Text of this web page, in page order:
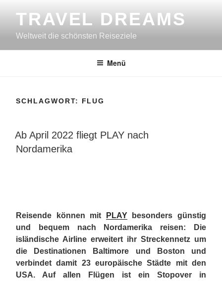
InhaltTRAVEL DREAMS
Weltweit die schönsten Reiseziele
Menü
SCHLAGWORT: FLUG
VERÖFFENTLICHT
AM
Ab April 2022 fliegt PLAY nach
Nordamerika
Reisende können mit PLAYbesonders günstig
und bequem nach Nordamerika reisen: Die
isländische Airline erweitert ihr Streckennetz um
die Destinationen Baltimore und Boston und
verbindet damit 23 europäische Städte mit den
USA. Auf allen Flügen ist ein Stopover in